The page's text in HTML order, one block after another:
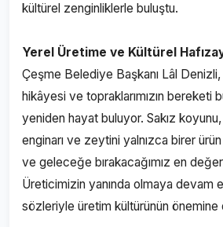
kültürel zenginliklerle buluştu.
Yerel Üretime ve Kültürel
Çeşme Belediye Başkanı Lâl Denizli,
hikâyesi ve topraklarımızın bereketi
yeniden hayat buluyor. Sakız
enginarı ve zeytini yalnızca birer
ve geleceğe bırakacağımız en
Üreticimizin yanında olmaya devam
sözleriyle üretim kültürünün